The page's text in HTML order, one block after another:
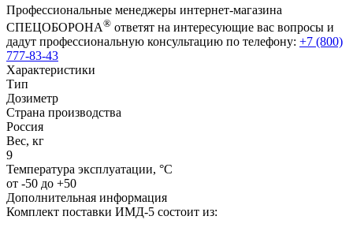
Профессиональные менеджеры интернет-магазина
СПЕЦОБОРОНА® ответят на интересующие вас вопросы и
дадут профессиональную консультацию по телефону: +7 (800)
777-83-43
Характеристики
Тип
Дозиметр
Страна производства
Россия
Вес, кг
9
Температура эксплуатации, °C
от -50 до +50
Дополнительная информация
Комплект поставки ИМД-5 состоит из: